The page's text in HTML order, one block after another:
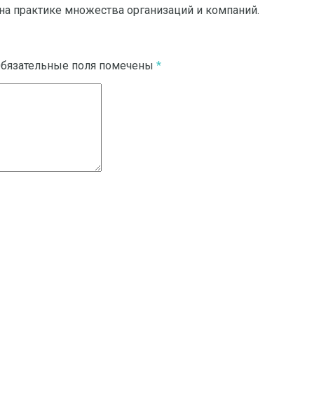
практике множества организаций и компаний.
поля помечены *